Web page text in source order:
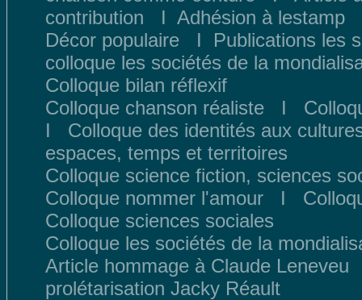
contribution I Adhésion à lestamp
Décor populaire I Publications les
colloque les sociétés de la
Colloque bilan réflexif
Colloque chanson réaliste I
I Colloque des identités aux
espaces, temps et territoires
Colloque science fiction, sciences
Colloque nommer l'amour I
Colloque sciences sociales
Colloque les sociétés de la
Article hommage à Claude Leneveu
prolétarisation Jacky Réault